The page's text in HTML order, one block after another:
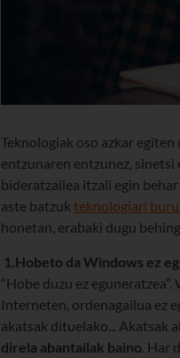
Teknologiak oso azkar
entzunaren entzunez, sinetsi
bideratzailea itzali egin
aste batzuk teknologiari
honetan, erabaki dugu
1. Hobeto da Windows ez
“Hobe duzu ez
Interneten, ordenagailua ez
akatsak dituelako... Akatsak
direla abantailak baino .